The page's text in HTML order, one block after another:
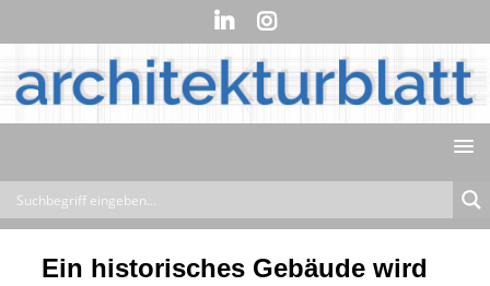
Ein historisches Gebäude wird